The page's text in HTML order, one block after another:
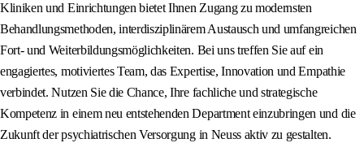
Kliniken und Einrichtungen bietet Ihnen Zugang zu modernsten
Behandlungsmethoden, interdisziplinärem Austausch und umfangreichen
Fort- und Weiterbildungsmöglichkeiten. Bei uns treffen Sie auf ein
engagiertes, motiviertes Team, das Expertise, Innovation und Empathie
verbindet. Nutzen Sie die Chance, Ihre fachliche und strategische
Kompetenz in einem neu entstehenden Department einzubringen und die
Zukunft der psychiatrischen Versorgung in Neuss aktiv zu gestalten.